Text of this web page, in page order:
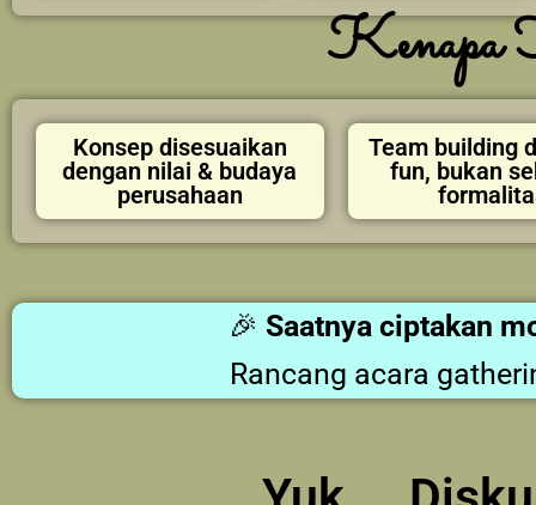
Kenapa
Konsep disesuaikan
dengan nilai & budaya
perusahaan
Team building
fun, bukan
🎉 Saatnya ciptakan
Rancang acara